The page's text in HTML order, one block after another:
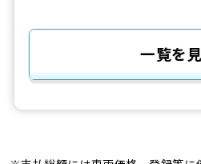
一覧を